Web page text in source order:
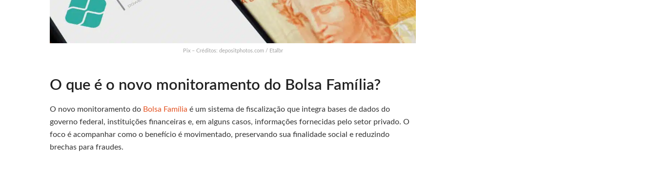
Pix – Créditos: depositphotos.com / Etalbr
O que é o novo monitoramento do Bolsa Família?
O novo monitoramento do Bolsa Família é um sistema de fiscalização que integra bases de dados do
governo federal, instituições financeiras e, em alguns casos, informações fornecidas pelo setor privado. O
foco é acompanhar como o benefício é movimentado, preservando sua finalidade social e reduzindo
brechas para fraudes.